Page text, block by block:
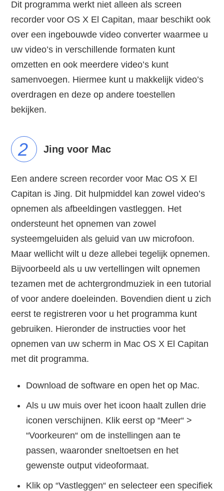
Dit programma werkt niet alleen als screen
recorder voor OS X El Capitan, maar beschikt ook
over een ingebouwde video converter waarmee u
uw video’s in verschillende formaten kunt
omzetten en ook meerdere video’s kunt
samenvoegen. Hiermee kunt u makkelijk video’s
overdragen en deze op andere toestellen
bekijken.
2 Jing voor Mac
Een andere screen recorder voor Mac OS X El
Capitan is Jing. Dit hulpmiddel kan zowel video’s
opnemen als afbeeldingen vastleggen. Het
ondersteunt het opnemen van zowel
systeemgeluiden als geluid van uw microfoon.
Maar wellicht wilt u deze allebei tegelijk opnemen.
Bijvoorbeeld als u uw vertellingen wilt opnemen
tezamen met de achtergrondmuziek in een tutorial
of voor andere doeleinden. Bovendien dient u zich
eerst te registreren voor u het programma kunt
gebruiken. Hieronder de instructies voor het
opnemen van uw scherm in Mac OS X El Capitan
met dit programma.
Download de software en open het op Mac.
Als u uw muis over het icoon haalt zullen drie
iconen verschijnen. Klik eerst op “Meer“ >
“Voorkeuren“ om de instellingen aan te
passen, waaronder sneltoetsen en het
gewenste output videoformaat.
Klik op “Vastleggen“ en selecteer een specifiek